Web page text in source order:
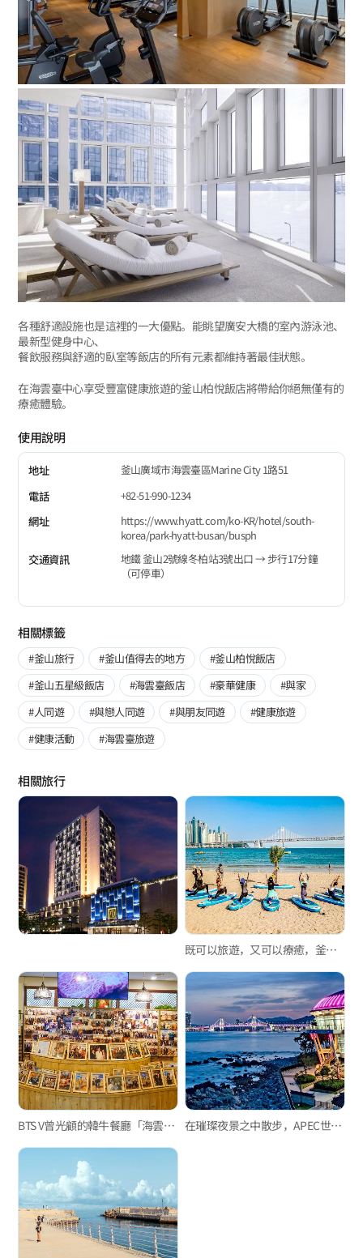
各種舒適設施也是這裡的一大優點。能眺望廣安大橋的室內游泳池、
最新型健身中心、
餐飲服務與舒適的臥室等飯店的所有元素都維持著最佳狀態。
在海雲臺中心享受豐富健康旅遊的釜山柏悅飯店將帶給你絕無僅有的
療癒體驗。
使用說明
地址
釜山廣域市海雲臺區Marine City 1路51
電話
+82-51-990-1234
網址
https://www.hyatt.com/ko-KR/hotel/south-
korea/park-hyatt-busan/busph
交通資訊
地鐵 釜山2號線冬柏站3號出口 → 步行17分鐘
（可停車）
相關標籤
#釜山旅行 #釜山值得去的地方
#釜山柏悅飯店
#釜山五星級飯店
#海雲臺飯店 #豪華健康
#與家
#人同遊
#與戀人同遊 #與朋友同遊
#健康旅遊
#健康活動
#海雲臺旅遊
相關旅行
既可以旅遊，又可以療癒，釜山被選定為養生景點
BTS V曾光顧的韓牛餐廳「海雲臺一品韓牛」 在璀璨夜景之中散步，APEC世峰樓